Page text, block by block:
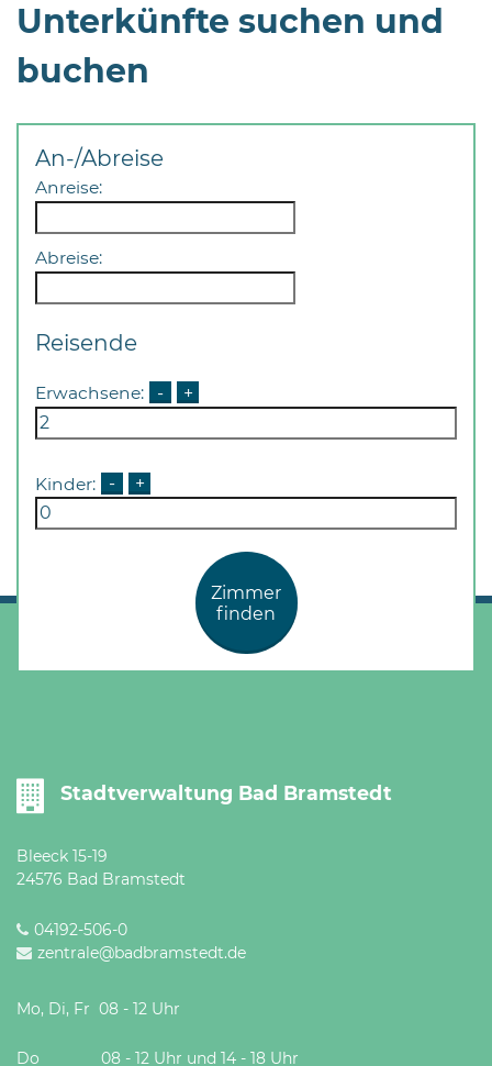
Unterkünfte suchen und
buchen
An-/Abreise
Anreise:
Abreise:
Reisende
Erwachsene: - +
Kinder: - +
Zimmer
finden
Stadtverwaltung Bad Bramstedt
Bleeck 15-19
24576 Bad Bramstedt
04192-506-0
zentrale@badbramstedt.de
Mo, Di, Fr 08 - 12 Uhr
Do 08 - 12 Uhr und 14 - 18 Uhr